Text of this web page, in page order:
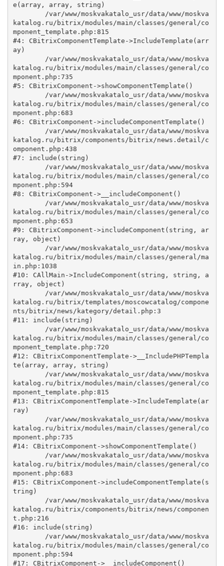
e(array, array, string)
katalog.ru/bitrix/modules/main/classes/general/co
mponent_template.php:815
#4: CBitrixComponentTemplate->IncludeTemplate(arr
ay)
katalog.ru/bitrix/modules/main/classes/general/co
mponent.php:735
#5: CBitrixComponent->showComponentTemplate()
katalog.ru/bitrix/modules/main/classes/general/co
mponent.php:683
#6: CBitrixComponent->includeComponentTemplate()
katalog.ru/bitrix/components/bitrix/news.detail/c
omponent.php:438
#7: include(string)
katalog.ru/bitrix/modules/main/classes/general/co
mponent.php:594
#8: CBitrixComponent->__includeComponent()
katalog.ru/bitrix/modules/main/classes/general/co
mponent.php:653
#9: CBitrixComponent->includeComponent(string, ar
ray, object)
katalog.ru/bitrix/modules/main/classes/general/ma
in.php:1038
#10: CAllMain->IncludeComponent(string, string, a
rray, object)
katalog.ru/bitrix/templates/moscowcatalog/compone
nts/bitrix/news/kategory/detail.php:3
#11: include(string)
katalog.ru/bitrix/modules/main/classes/general/co
mponent_template.php:720
#12: CBitrixComponentTemplate->__IncludePHPTempla
te(array, array, string)
katalog.ru/bitrix/modules/main/classes/general/co
mponent_template.php:815
#13: CBitrixComponentTemplate->IncludeTemplate(ar
ray)
katalog.ru/bitrix/modules/main/classes/general/co
mponent.php:735
#14: CBitrixComponent->showComponentTemplate()
katalog.ru/bitrix/modules/main/classes/general/co
mponent.php:683
#15: CBitrixComponent->includeComponentTemplate(s
tring)
katalog.ru/bitrix/components/bitrix/news/componen
t.php:216
#16: include(string)
katalog.ru/bitrix/modules/main/classes/general/co
mponent.php:594
#17: CBitrixComponent->__includeComponent()